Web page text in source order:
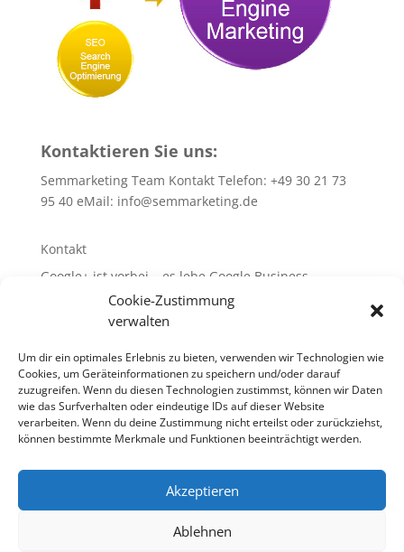
Cookie-Zustimmung
verwalten
Um dir ein optimales Erlebnis zu bieten, verwenden wir Technologien wie
Cookies, um Geräteinformationen zu speichern und/oder darauf
zuzugreifen. Wenn du diesen Technologien zustimmst, können wir Daten
wie das Surfverhalten oder eindeutige IDs auf dieser Website
verarbeiten. Wenn du deine Zustimmung nicht erteilst oder zurückziehst,
können bestimmte Merkmale und Funktionen beeinträchtigt werden.
Akzeptieren
Ablehnen
Kontaktieren Sie uns:
Semmarketing Team Kontakt Telefon: +49 30 21 73
95 40 eMail: info@semmarketing.de
Kontakt
Google+ ist vorbei – es lebe Google Business
10 SEO-TIPPS
10 SEA – TIPPS
WEB-Site-Audit/SEO
Glossar rund um SEA + SEO + SEM
10 SEO-TIPPS
10 SEA – TIPPS
WEB-Site-Audit / SEO
Glossar rund um SEA + SEO + SEM